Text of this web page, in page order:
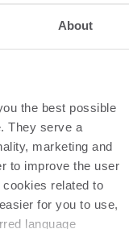
About
the best possible
They serve a
marketing and
to improve the user
related to
for you to use,
language